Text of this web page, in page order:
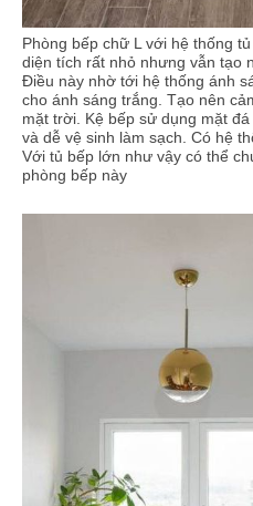
Phòng bếp chữ L với hệ thống
diện tích rất nhỏ nhưng vẫn tạo
Điều này nhờ tới hệ thống ánh
cho ánh sáng trắng. Tạo nên
mặt trời. Kệ bếp sử dụng mặt
và dễ vệ sinh làm sạch. Có hệ
Với tủ bếp lớn như vậy có thể
phòng bếp này